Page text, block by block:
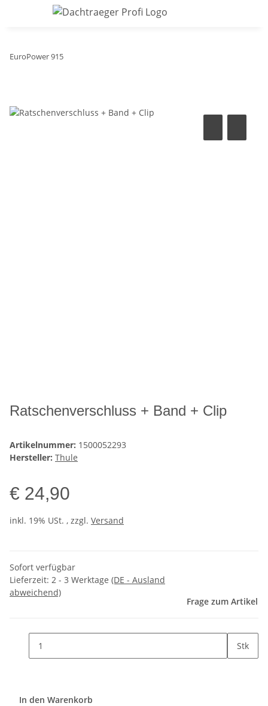
EuroPower 915
Ratschenverschluss + Band + Clip
Artikelnummer: 1500052293
Hersteller: Thule
€ 24,90
inkl. 19% USt. , zzgl. Versand
Sofort verfügbar
Lieferzeit: 2 - 3 Werktage (DE - Ausland
abweichend)
Frage zum Artikel
Stk
In den Warenkorb